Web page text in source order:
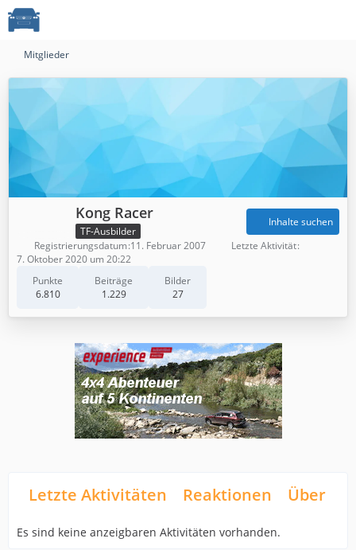
Mitglieder
Kong Racer
TF-Ausbilder
Punkte
6.810
Beiträge
1.229
Bilder
27
Inhalte suchen
Registrierungsdatum 11. Februar 2007
Letzte Aktivität
7. Oktober 2020 um 20:22
Letzte Aktivitäten Reaktionen Über
Es sind keine anzeigbaren Aktivitäten vorhanden.